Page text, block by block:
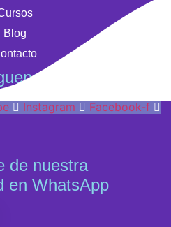
Blog
Instagram Facebook-f
de nuestra
en WhatsApp